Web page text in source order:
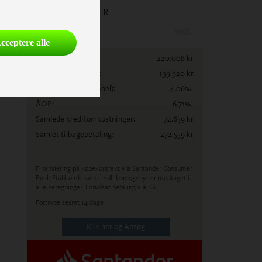
ANTAL MÅNEDER
Lånebeløb: 220.008 kr.
Samlet kreditbeløb:
199.920 kr.
(variabel): 4.06%
ÅOP:
6.71%
Samlede kreditomkostninger:
72.639 kr.
Samlet tilbagebetaling:
272.559 kr.
Finansiering på købekontrakt via Santander Consumer
Bank.
Etabl.omk. samt mdl. kontogebyr er medtaget i
alle beregninger. Forudsat betaling via BS.
Fortrydelsesret 14 dage.
Klik her og Ansøg
alle